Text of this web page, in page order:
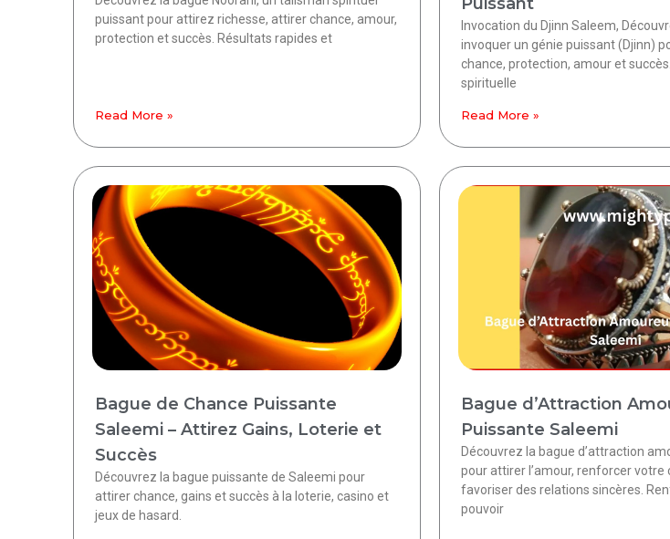
puissant pour attirez richesse, attirer chance, amour,
protection et succès. Résultats rapides et
Read More »
Invocation du Djinn Saleem,
invoquer un génie puissant (Djinn)
chance, protection, amour et
spirituelle
Read More »
Bague de Chance Puissante
Saleemi – Attirez Gains, Loterie et
Succès
Découvrez la bague puissante de Saleemi pour
attirer chance, gains et succès à la loterie, casino et
jeux de hasard.
Bague d’Attraction
Puissante Saleemi
Découvrez la bague d’attraction
pour attirer l’amour, renforcer votre
favoriser des relations sincères.
pouvoir